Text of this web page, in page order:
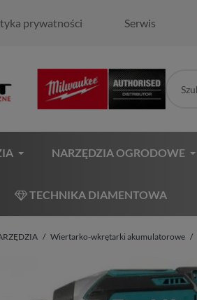
prywatności Serwis
NARZĘDZIA OGRODOWE
TECHNIKA DIAMENTOWA
Wiertarko-wkrętarki akumulatorowe